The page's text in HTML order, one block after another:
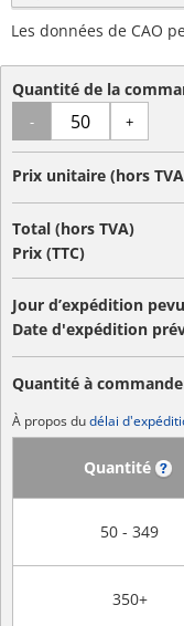
Les données de CAO
Quantité de la
- +
Prix unitaire (hors
Total (hors TVA)
Prix (TTC)
Jour d’expédition
Date d'expédition
Quantité à
À propos dudélai
Quantité
50 - 349
350+